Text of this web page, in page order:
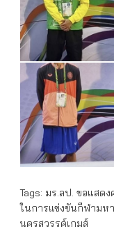
Tags: มร.ลป. ขอแสด
ในการแข่งขันกีฬามห
นครสวรรค์เกมส์